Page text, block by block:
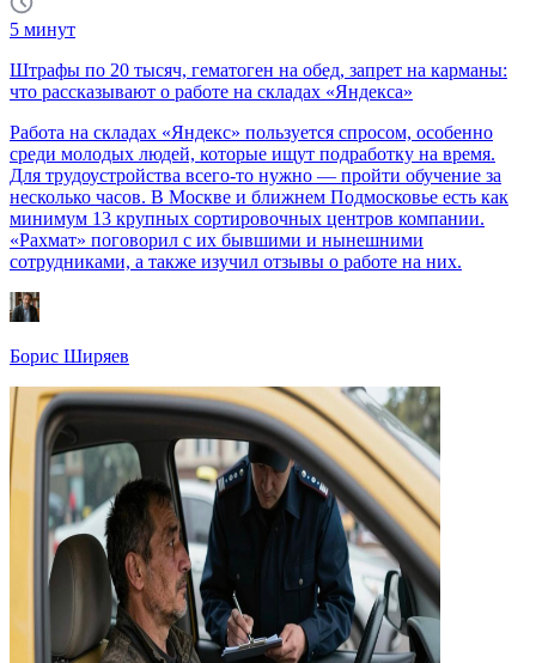
5 минут
Штрафы по 20 тысяч, гематоген на обед, запрет на карманы:
что рассказывают о работе на складах «Яндекса»
Работа на складах «Яндекс» пользуется спросом, особенно
среди молодых людей, которые ищут подработку на время.
Для трудоустройства всего-то нужно — пройти обучение за
несколько часов. В Москве и ближнем Подмосковье есть как
минимум 13 крупных сортировочных центров компании.
«Рахмат» поговорил с их бывшими и нынешними
сотрудниками, а также изучил отзывы о работе на них.
Борис Ширяев